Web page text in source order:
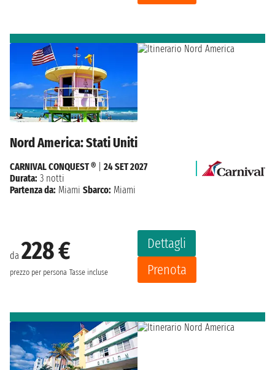
Nord America: Stati Uniti
da 228 €
prezzo per persona Tasse incluse
Dettagli
Prenota
CARNIVAL CONQUEST ®
24 SET 2027
Durata: 3 notti
Partenza da: Miami Sbarco: Miami